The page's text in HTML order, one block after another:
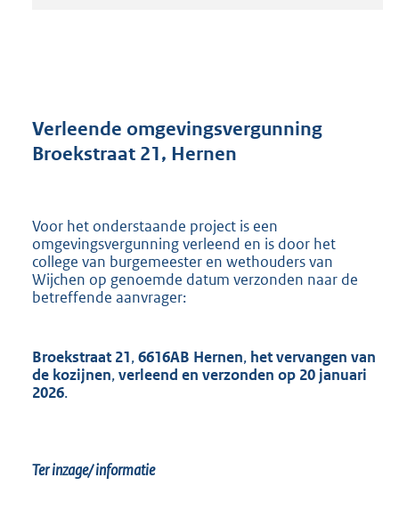
r
e
:
8
Verleende omgevingsvergunning
Broekstraat 21, Hernen
Voor het onderstaande project is een
omgevingsvergunning verleend en is door het
college van burgemeester en wethouders van
Wijchen op genoemde datum verzonden naar de
betreffende aanvrager:
Broekstraat 21,6616AB Hernen, het vervangen van
de kozijnen,verleend en verzonden op 20 januari
2026.
Ter inzage/ informatie